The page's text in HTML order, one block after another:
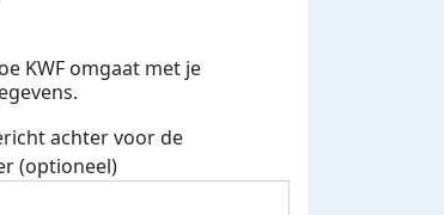
KWF omgaat met je
achter voor de
(optioneel)